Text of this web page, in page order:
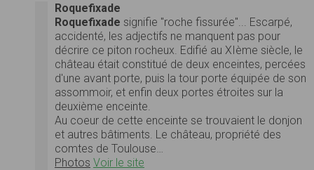
Roquefixade
Roquefixade signifie "roche fissurée"... Escarpé,
accidenté, les adjectifs ne manquent pas pour
décrire ce piton rocheux. Edifié au XIème siècle, le
château était constitué de deux enceintes, percées
d'une avant porte, puis la tour porte équipée de son
assommoir, et enfin deux portes étroites sur la
deuxième enceinte.
Au coeur de cette enceinte se trouvaient le donjon
et autres bâtiments. Le château, propriété des
comtes de Toulouse…
Photos Voir le site